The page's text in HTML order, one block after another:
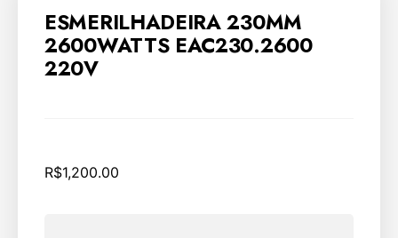
ESMERILHADEIRA 230MM
2600WATTS EAC230.2600
220V
R$1,200.00